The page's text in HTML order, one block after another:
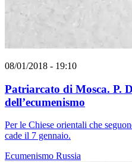
08/01/2018 - 19:10
Patriarcato di Mosca. P.
dell’ecumenismo
Per le Chiese orientali che
cade il 7 gennaio.
Ecumenismo Russia